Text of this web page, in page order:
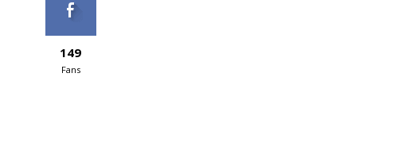
149
Fans